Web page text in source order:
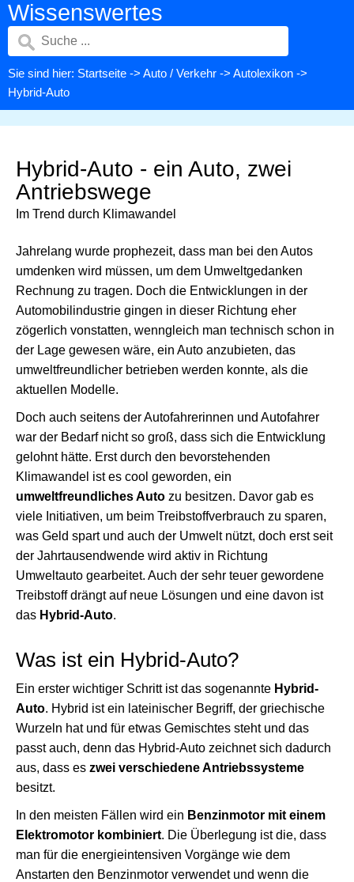
Wissenswertes
Sie sind hier: Startseite -> Auto / Verkehr -> Autolexikon ->
Hybrid-Auto
Hybrid-Auto - ein Auto, zwei
Antriebswege
Im Trend durch Klimawandel
Jahrelang wurde prophezeit, dass man bei den Autos
umdenken wird müssen, um dem Umweltgedanken
Rechnung zu tragen. Doch die Entwicklungen in der
Automobilindustrie gingen in dieser Richtung eher
zögerlich vonstatten, wenngleich man technisch schon in
der Lage gewesen wäre, ein Auto anzubieten, das
umweltfreundlicher betrieben werden konnte, als die
aktuellen Modelle.
Doch auch seitens der Autofahrerinnen und Autofahrer
war der Bedarf nicht so groß, dass sich die Entwicklung
gelohnt hätte. Erst durch den bevorstehenden
Klimawandel ist es cool geworden, ein
umweltfreundliches Auto zu besitzen. Davor gab es
viele Initiativen, um beim Treibstoffverbrauch zu sparen,
was Geld spart und auch der Umwelt nützt, doch erst seit
der Jahrtausendwende wird aktiv in Richtung
Umweltauto gearbeitet. Auch der sehr teuer gewordene
Treibstoff drängt auf neue Lösungen und eine davon ist
das Hybrid-Auto.
Was ist ein Hybrid-Auto?
Ein erster wichtiger Schritt ist das sogenannte Hybrid-
Auto. Hybrid ist ein lateinischer Begriff, der griechische
Wurzeln hat und für etwas Gemischtes steht und das
passt auch, denn das Hybrid-Auto zeichnet sich dadurch
aus, dass es zwei verschiedene Antriebssysteme
besitzt.
In den meisten Fällen wird ein Benzinmotor mit einem
Elektromotor kombiniert. Die Überlegung ist die, dass
man für die energieintensiven Vorgänge wie dem
Anstarten den Benzinmotor verwendet und wenn die